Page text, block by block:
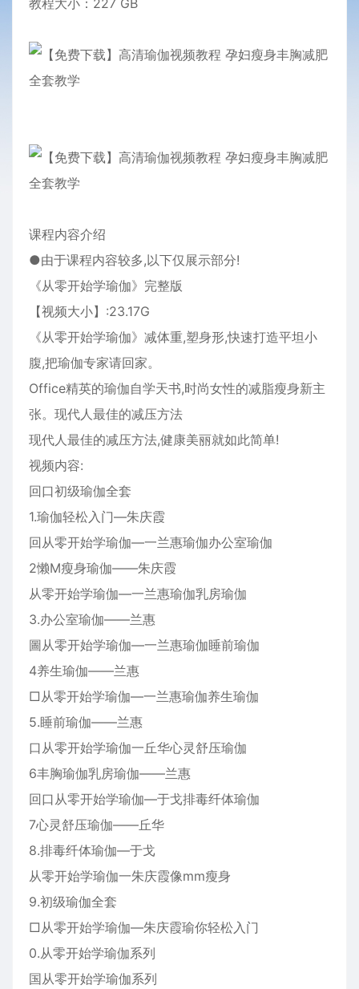
教程大小：227 GB
课程内容介绍
●由于课程内容较多,以下仅展示部分!
《从零开始学瑜伽》完整版
【视频大小】:23.17G
《从零开始学瑜伽》减体重,塑身形,快速打造平坦小
腹,把瑜伽专家请回家。
Office精英的瑜伽自学天书,时尚女性的减脂瘦身新主
张。现代人最佳的减压方法
现代人最佳的减压方法,健康美丽就如此简单!
视频内容:
回口初级瑜伽全套
1.瑜伽轻松入门—朱庆霞
回从零开始学瑜伽—一兰惠瑜伽办公室瑜伽
2懒M瘦身瑜伽——朱庆霞
从零开始学瑜伽—一兰惠瑜伽乳房瑜伽
3.办公室瑜伽——兰惠
圖从零开始学瑜伽—一兰惠瑜伽睡前瑜伽
4养生瑜伽——兰惠
□从零开始学瑜伽—一兰惠瑜伽养生瑜伽
5.睡前瑜伽——兰惠
口从零开始学瑜伽一丘华心灵舒压瑜伽
6丰胸瑜伽乳房瑜伽——兰惠
回口从零开始学瑜伽—于戈排毒纤体瑜伽
7心灵舒压瑜伽——丘华
8.排毒纤体瑜伽—于戈
从零开始学瑜伽一朱庆霞像mm瘦身
9.初级瑜伽全套
□从零开始学瑜伽—朱庆霞瑜你轻松入门
0.从零开始学瑜伽系列
国从零开始学瑜伽系列